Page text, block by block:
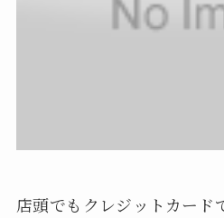
店頭でもクレジットカード